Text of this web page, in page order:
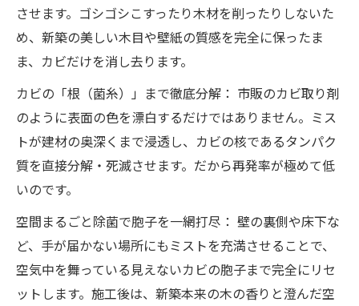
させます。ゴシゴシこすったり木材を削ったりしないた
め、新築の美しい木目や壁紙の質感を完全に保ったま
ま、カビだけを消し去ります。
カビの「根（菌糸）」まで徹底分解： 市販のカビ取り剤
のように表面の色を漂白するだけではありません。ミス
トが建材の奥深くまで浸透し、カビの核であるタンパク
質を直接分解・死滅させます。だから再発率が極めて低
いのです。
空間まるごと除菌で胞子を一網打尽： 壁の裏側や床下な
ど、手が届かない場所にもミストを充満させることで、
空気中を舞っている見えないカビの胞子まで完全にリセ
ットします。施工後は、新築本来の木の香りと澄んだ空